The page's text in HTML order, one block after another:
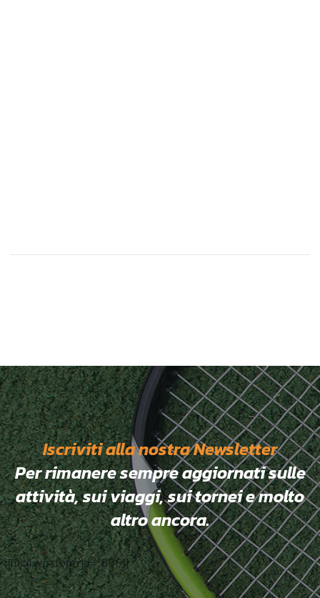
Iscriviti alla nostra Newsletter
Per rimanere sempre aggiornati sulle
attività, sui viaggi, sui tornei e molto
altro ancora.
[mc4wp_form id="806"]